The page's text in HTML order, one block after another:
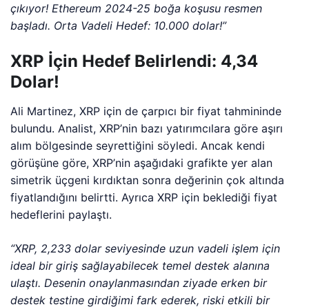
çıkıyor! Ethereum 2024-25 boğa koşusu resmen
başladı. Orta Vadeli Hedef: 10.000 dolar!”
XRP İçin Hedef Belirlendi: 4,34
Dolar!
Ali Martinez, XRP için de çarpıcı bir fiyat tahmininde
bulundu. Analist, XRP’nin bazı yatırımcılara göre aşırı
alım bölgesinde seyrettiğini söyledi. Ancak kendi
görüşüne göre, XRP’nin aşağıdaki grafikte yer alan
simetrik üçgeni kırdıktan sonra değerinin çok altında
fiyatlandığını belirtti. Ayrıca XRP için beklediği fiyat
hedeflerini paylaştı.
“XRP, 2,233 dolar seviyesinde uzun vadeli işlem için
ideal bir giriş sağlayabilecek temel destek alanına
ulaştı. Desenin onaylanmasından ziyade erken bir
destek testine girdiğimi fark ederek, riski etkili bir